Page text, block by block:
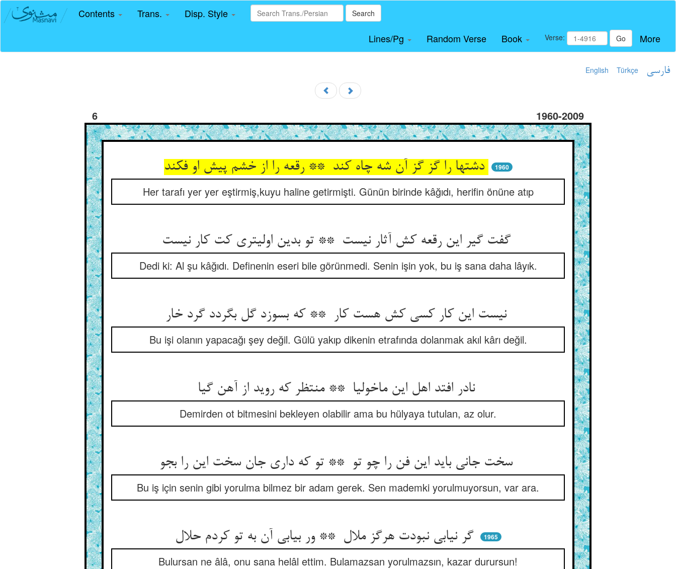
Contents Trans. Disp. Style Search
Lines/Pg Random Verse Book Verse: Go More
English Türkçe فارسی
6 1960-2009
دشتها را گز گز آن شه چاه کند ** رقعه را از خشم پیش او فکند 1960
Her tarafı yer yer eştirmiş,kuyu haline getirmişti. Günün birinde kâğıdı, herifin önüne atıp
گفت گیر این رقعه کش آثار نیست ** تو بدین اولیتری کت کار نیست
Dedi ki: Al şu kâğıdı. Definenin eseri bile görünmedi. Senin işin yok, bu iş sana daha lâyık.
نیست این کار کسی کش هست کار ** که بسوزد گل بگردد گرد خار
Bu işi olanın yapacağı şey değil. Gülü yakıp dikenin etrafında dolanmak akıl kârı değil.
نادر افتد اهل این ماخولیا ** منتظر که روید از آهن گیا
Demirden ot bitmesini bekleyen olabilir ama bu hülyaya tutulan, az olur.
سخت جانی باید این فن را چو تو ** تو که داری جان سخت این را بجو
Bu iş için senin gibi yorulma bilmez bir adam gerek. Sen mademki yorulmuyorsun, var ara.
گر نیابی نبودت هرگز ملال ** ور بیابی آن به تو کردم حلال 1965
Bulursan ne âlâ, onu sana helâl ettim. Bulamazsan yorulmazsın, kazar durursun!